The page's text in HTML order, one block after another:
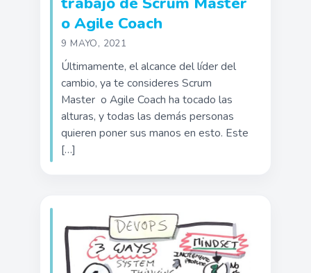
o Agile Coach
9 MAYO, 2021
Últimamente, el alcance del líder del
cambio, ya te consideres Scrum
Master o Agile Coach ha tocado las
alturas, y todas las demás personas
quieren poner sus manos en esto. Este
[…]